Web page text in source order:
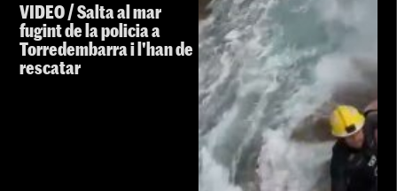
VIDEO / Salta al mar
fugint de la policia a
Torredembarra i l'han de
rescatar